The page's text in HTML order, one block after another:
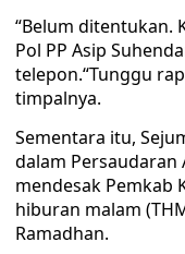
“Belum ditentukan.
Pol PP Asip
telepon.“Tunggu
timpalnya.
Sementara itu,
dalam Persaudaran
mendesak Pemkab
hiburan malam
Ramadhan.